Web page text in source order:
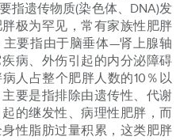
指遗传物质(染色体、DNA)发
极为罕见，常有家族性肥胖
要指由于脑垂体—肾上腺轴
病、外伤引起的内分泌障碍
人占整个肥胖人数的10％以
要是指排除由遗传性、代谢
的继发性、病理性肥胖，而
性脂肪过量积累，这类肥胖